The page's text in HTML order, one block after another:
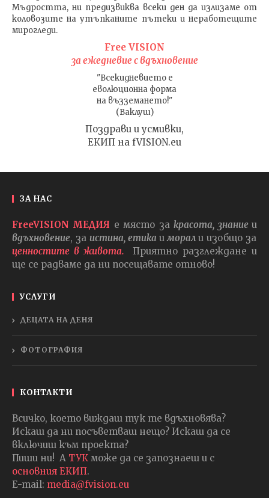
Мъдростта, ни предизвиква всеки ден да излизаме от
коловозите на утъпканите пътеки и неработещите
мирогледи.
Free VISION
за ежедневие с вдъхновение
"Всекидневието е
еволюционна форма
на възземането!"
(Ваклуш)
Поздрави и усмивки,
ЕКИП на fVISION.eu
ЗА НАС
FreeVISION МЕДИЯ е място закрасота, знаниеи
вдъхновение, за истина, етика и морали изобщо за
ценностите в живота.
Приятно разглеждане и
ще се радваме да ни посещавате отново!
УСЛУГИ
ДЕЦАТА НА ДЕНЯ
ФОТОГРАФИЯ
КОНТАКТИ
Всичко, което виждаш тук те вдъхновява?
Искаш да ни посъветваш нещо? Искаш да се
включиш към проекта?
Пиши ни! А ТУК може да се запознаеш и с
основния ЕКИП.
E-mail: media@fvision.eu